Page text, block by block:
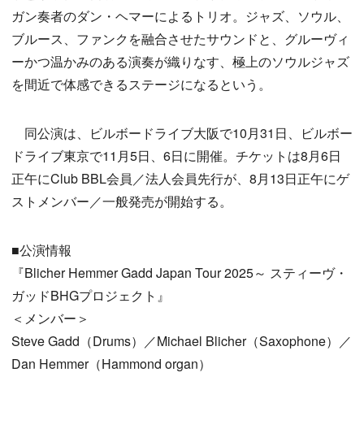
ガン奏者のダン・ヘマーによるトリオ。ジャズ、ソウル、
ブルース、ファンクを融合させたサウンドと、グルーヴィ
ーかつ温かみのある演奏が織りなす、極上のソウルジャズ
を間近で体感できるステージになるという。
同公演は、ビルボードライブ大阪で10月31日、ビルボー
ドライブ東京で11月5日、6日に開催。チケットは8月6日
正午にClub BBL会員／法人会員先行が、8月13日正午にゲ
ストメンバー／一般発売が開始する。
■公演情報
『Blicher Hemmer Gadd Japan Tour 2025～ スティーヴ・
ガッドBHGプロジェクト』
＜メンバー＞
Steve Gadd（Drums）／Michael Blicher（Saxophone）／
Dan Hemmer（Hammond organ）